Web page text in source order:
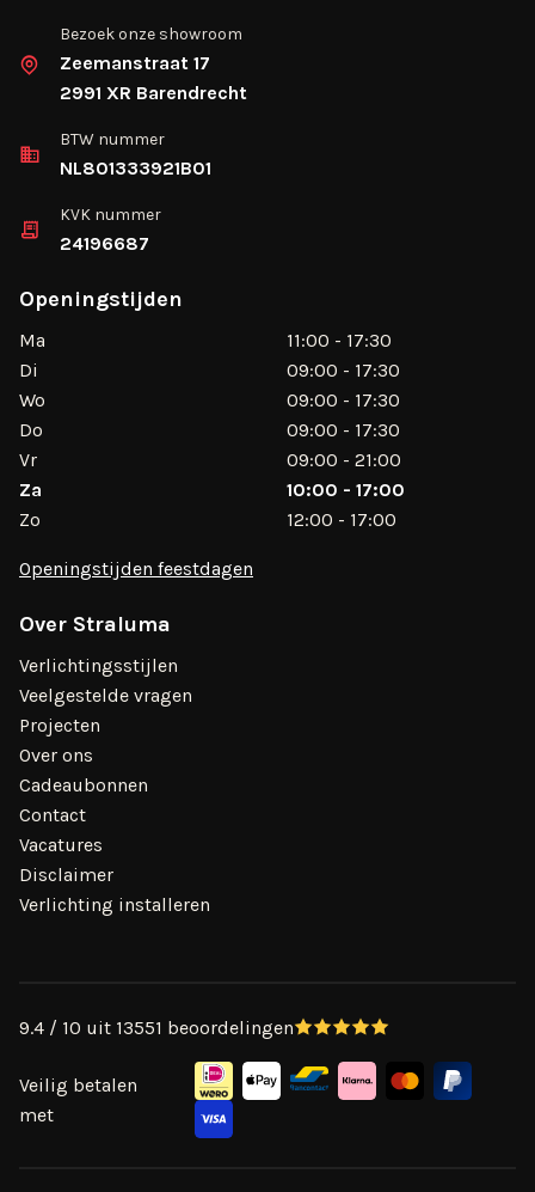
Bezoek onze showroom
Zeemanstraat 17
2991 XR Barendrecht
BTW nummer
NL801333921B01
KVK nummer
24196687
Openingstijden
Ma
11:00 - 17:30
Di
09:00 - 17:30
Wo
09:00 - 17:30
Do
09:00 - 17:30
Vr
09:00 - 21:00
Za
10:00 - 17:00
Zo
12:00 - 17:00
Openingstijden feestdagen
Over Straluma
Verlichtingsstijlen
Veelgestelde vragen
Projecten
Over ons
Cadeaubonnen
Contact
Vacatures
Disclaimer
Verlichting installeren
9.4 / 10 uit 13551 beoordelingen
Veilig betalen
met